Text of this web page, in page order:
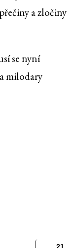
a zločiny
se nyní
milodary